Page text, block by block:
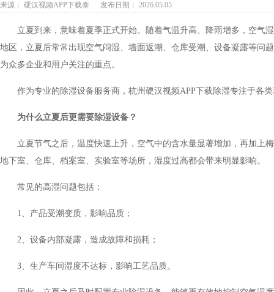
来源： 硬汉视频APP下载泰 发布日期： 2026.05.05
立夏到来，意味着夏季正式开始。随着气温升高、降雨增多，空气
地区，立夏后常常出现空气闷湿、墙面返潮、仓库受潮、设备凝露等问
为众多企业和用户关注的重点。
作为专业的除湿设备服务商，杭州硬汉视频APP下载除湿专注于各
为什么立夏后更需要除湿设备？
立夏节气之后，温度快速上升，空气中的含水量显著增加，再加上
地下室、仓库、档案室、实验室等场所，湿度过高都会带来明显影响。
常见的高湿问题包括：
1、产品受潮变质，影响品质；
2、设备内部凝露，造成故障和损耗；
3、生产车间湿度不达标，影响工艺品质。